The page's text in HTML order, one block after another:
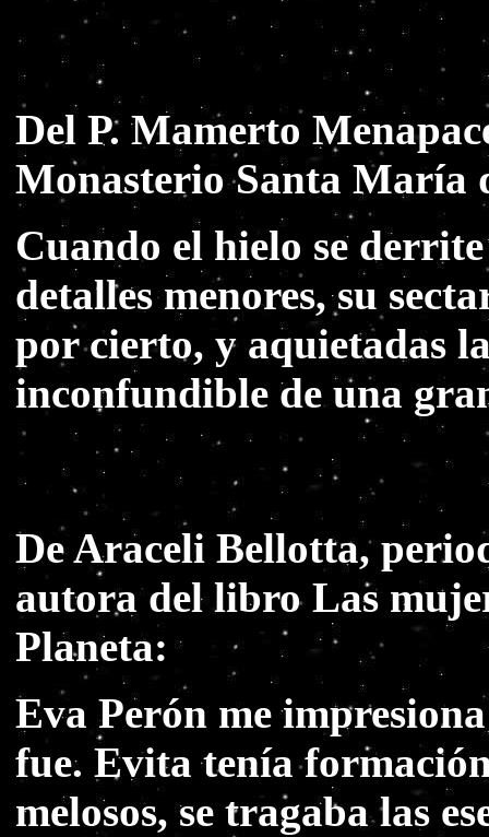
Del P. Mamerto
Monasterio Santa María
Cuando el hielo se
detalles menores, su
por cierto, y aquietadas
inconfundible de una
De Araceli Bellotta,
autora del libro Las
Planeta:
Eva Perón me
fue. Evita tenía
melosos, se tragaba las